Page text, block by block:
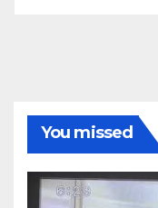
You missed